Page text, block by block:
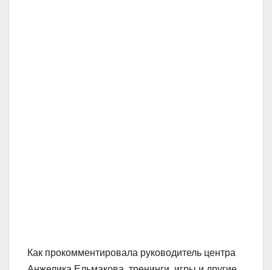
Как прокомментировала руководитель центра